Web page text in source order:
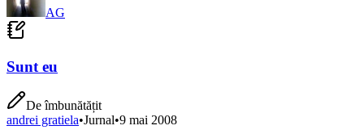
AG
Sunt eu
De îmbunătățit
andrei gratiela•Jurnal•9 mai 2008